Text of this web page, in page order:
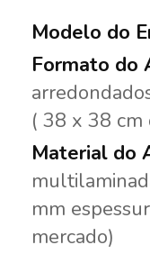
( 38 x 38 cm
mm
mercado)